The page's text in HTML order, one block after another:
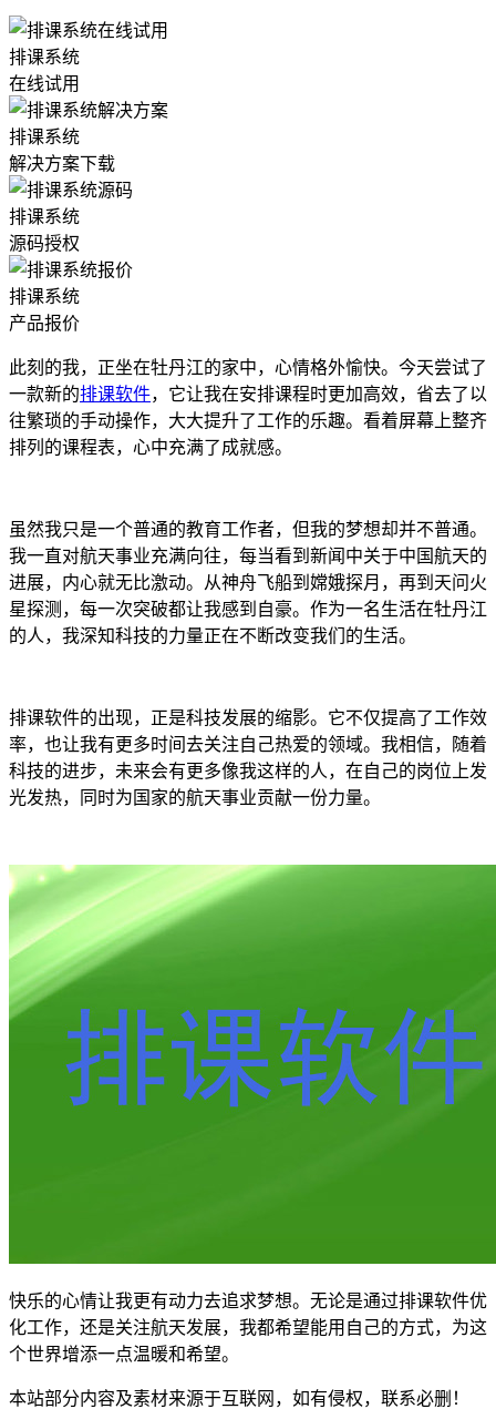
排课系统
在线试用
排课系统
解决方案下载
排课系统
源码授权
排课系统
产品报价
此刻的我，正坐在牡丹江的家中，心情格外愉快。今天尝试了
一款新的排课软件，它让我在安排课程时更加高效，省去了以
往繁琐的手动操作，大大提升了工作的乐趣。看着屏幕上整齐
排列的课程表，心中充满了成就感。
虽然我只是一个普通的教育工作者，但我的梦想却并不普通。
我一直对航天事业充满向往，每当看到新闻中关于中国航天的
进展，内心就无比激动。从神舟飞船到嫦娥探月，再到天问火
星探测，每一次突破都让我感到自豪。作为一名生活在牡丹江
的人，我深知科技的力量正在不断改变我们的生活。
排课软件的出现，正是科技发展的缩影。它不仅提高了工作效
率，也让我有更多时间去关注自己热爱的领域。我相信，随着
科技的进步，未来会有更多像我这样的人，在自己的岗位上发
光发热，同时为国家的航天事业贡献一份力量。
快乐的心情让我更有动力去追求梦想。无论是通过排课软件优
化工作，还是关注航天发展，我都希望能用自己的方式，为这
个世界增添一点温暖和希望。
本站部分内容及素材来源于互联网，如有侵权，联系必删！